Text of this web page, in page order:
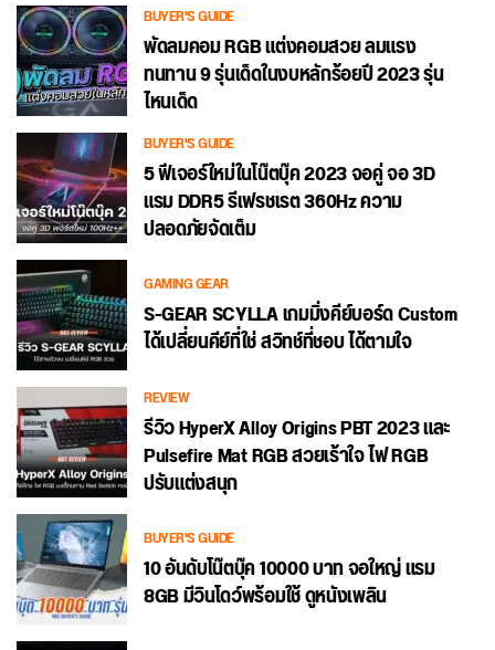
BUYER'S GUIDE
พัดลมคอม RGB แต่งคอมสวย ลมแรง
ทนทาน 9 รุ่นเด็ดในงบหลักร้อยปี 2023 รุ่น
ไหนเด็ด
BUYER'S GUIDE
5 ฟีเจอร์ใหม่ในโน๊ตบุ๊ค 2023 จอคู่ จอ 3D
แรม DDR5 รีเฟรชเรต 360Hz ความ
ปลอดภัยจัดเต็ม
GAMING GEAR
S-GEAR SCYLLA เกมมิ่งคีย์บอร์ด Custom
ได้เปลี่ยนคีย์ที่ใช่ สวิทช์ที่ชอบ ได้ตามใจ
REVIEW
รีวิว HyperX Alloy Origins PBT 2023 และ
Pulsefire Mat RGB สวยเร้าใจ ไฟ RGB
ปรับแต่งสนุก
BUYER'S GUIDE
10 อันดับโน๊ตบุ๊ค 10000 บาท จอใหญ่ แรม
8GB มีวินโดว์พร้อมใช้ ดูหนังเพลิน